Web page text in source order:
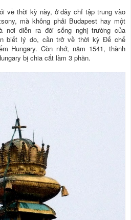
về thời kỳ này, ở đây chỉ tập trung vào
mà không phải Budapest hay một
nơi diễn ra đời sống nghị trường của
biết lý do, cần trở về thời kỳ Đế chế
Hungary. Còn nhớ, năm 1541, thành
bị chia cắt làm 3 phần.